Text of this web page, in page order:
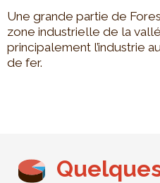
Une grande partie de
zone industrielle de la
principalement l’industrie
de fer.